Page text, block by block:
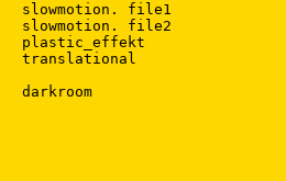
slowmotion. file1
slowmotion. file2
plastic_effekt
translational
darkroom